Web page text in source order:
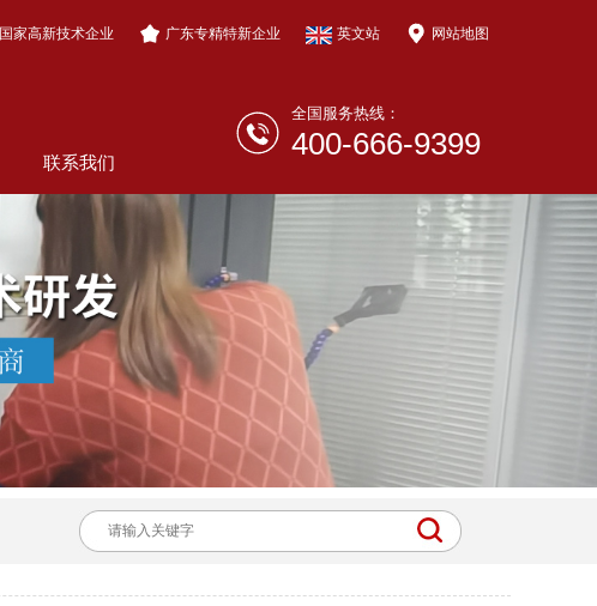
国家高新技术企业 广东专精特新企业 英文站 网站地图
全国服务热线：
400-666-9399
联系我们